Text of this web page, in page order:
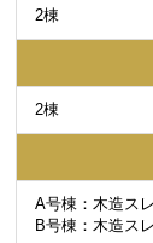
2棟
2棟
A号棟：木造ス
B号棟：木造ス